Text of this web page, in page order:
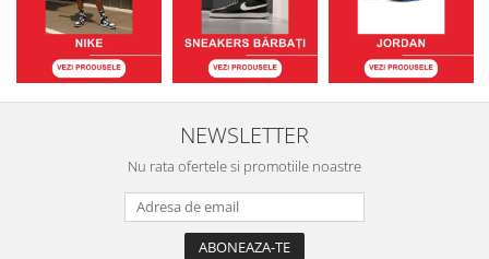
NEWSLETTER
Nu rata ofertele si promotiile noastre